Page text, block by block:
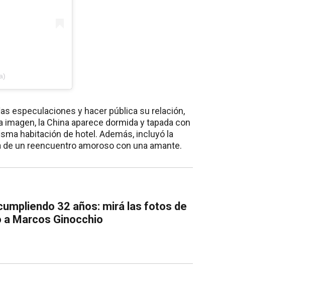
especulaciones y hacer pública su relación,
la China aparece dormida y tapada con
habitación de hotel. Además, incluyó la
de un reencuentro amoroso con una amante.
32 años: mirá las fotos de
Marcos Ginocchio